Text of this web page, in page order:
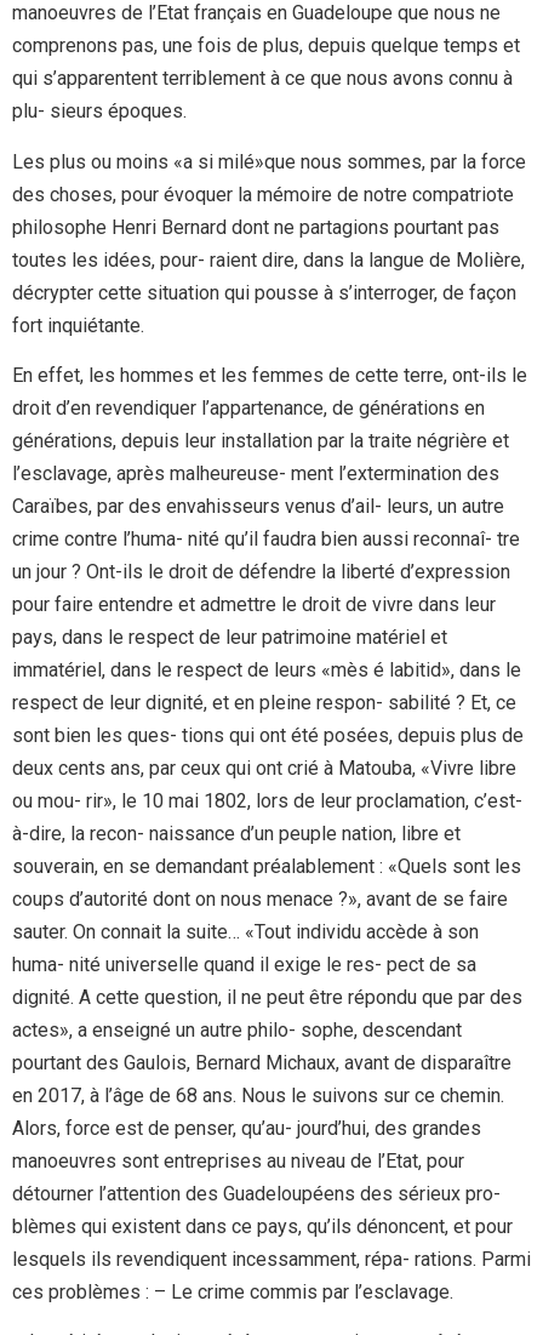
manoeuvres de l’Etat français en Guadeloupe que nous ne
comprenons pas, une fois de plus, depuis quelque temps et
qui s’apparentent terriblement à ce que nous avons connu à
plu- sieurs époques.
Les plus ou moins «a si milé»que nous sommes, par la force
des choses, pour évoquer la mémoire de notre compatriote
philosophe Henri Bernard dont ne partagions pourtant pas
toutes les idées, pour- raient dire, dans la langue de Molière,
décrypter cette situation qui pousse à s’interroger, de façon
fort inquiétante.
En effet, les hommes et les femmes de cette terre, ont-ils le
droit d’en revendiquer l’appartenance, de générations en
générations, depuis leur installation par la traite négrière et
l’esclavage, après malheureuse- ment l’extermination des
Caraïbes, par des envahisseurs venus d’ail- leurs, un autre
crime contre l’huma- nité qu’il faudra bien aussi reconnaî- tre
un jour ? Ont-ils le droit de défendre la liberté d’expression
pour faire entendre et admettre le droit de vivre dans leur
pays, dans le respect de leur patrimoine matériel et
immatériel, dans le respect de leurs «mès é labitid», dans le
respect de leur dignité, et en pleine respon- sabilité ? Et, ce
sont bien les ques- tions qui ont été posées, depuis plus de
deux cents ans, par ceux qui ont crié à Matouba, «Vivre libre
ou mou- rir», le 10 mai 1802, lors de leur proclamation, c’est-
à-dire, la recon- naissance d’un peuple nation, libre et
souverain, en se demandant préalablement : «Quels sont les
coups d’autorité dont on nous menace ?», avant de se faire
sauter. On connait la suite… «Tout individu accède à son
huma- nité universelle quand il exige le res- pect de sa
dignité. A cette question, il ne peut être répondu que par des
actes», a enseigné un autre philo- sophe, descendant
pourtant des Gaulois, Bernard Michaux, avant de disparaître
en 2017, à l’âge de 68 ans. Nous le suivons sur ce chemin.
Alors, force est de penser, qu’au- jourd’hui, des grandes
manoeuvres sont entreprises au niveau de l’Etat, pour
détourner l’attention des Guadeloupéens des sérieux pro-
blèmes qui existent dans ce pays, qu’ils dénoncent, et pour
lesquels ils revendiquent incessamment, répa- rations. Parmi
ces problèmes : – Le crime commis par l’esclavage.